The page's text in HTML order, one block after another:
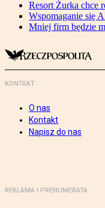
Resort Żurka chce
Wspomaganie się
Mniej firm będzie
KONTAKT
O nas
Kontakt
Napisz do nas
REKLAMA I PRENUMERATA